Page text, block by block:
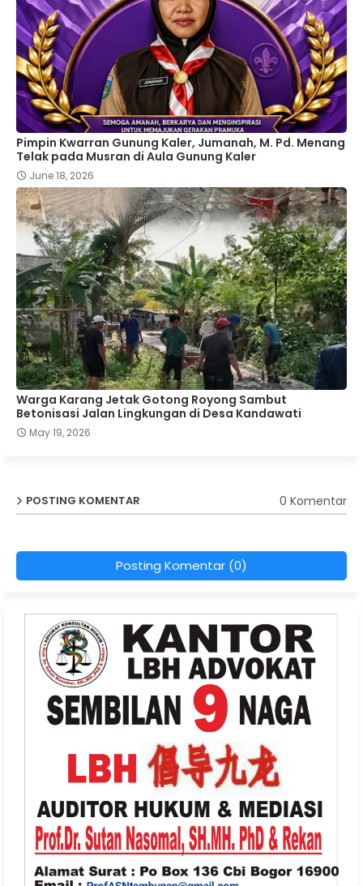
Pimpin Kwarran Gunung Kaler, Jumanah, M. Pd. Menang
Telak pada Musran di Aula Gunung Kaler
June 18, 2026
Warga Karang Jetak Gotong Royong Sambut
Betonisasi Jalan Lingkungan di Desa Kandawati
May 19, 2026
POSTING KOMENTAR 0 Komentar
Posting Komentar (0)